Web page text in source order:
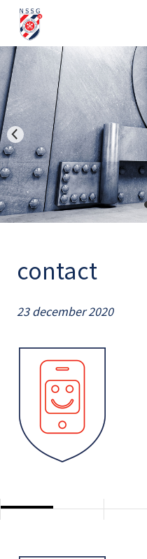
contact
23 december 2020